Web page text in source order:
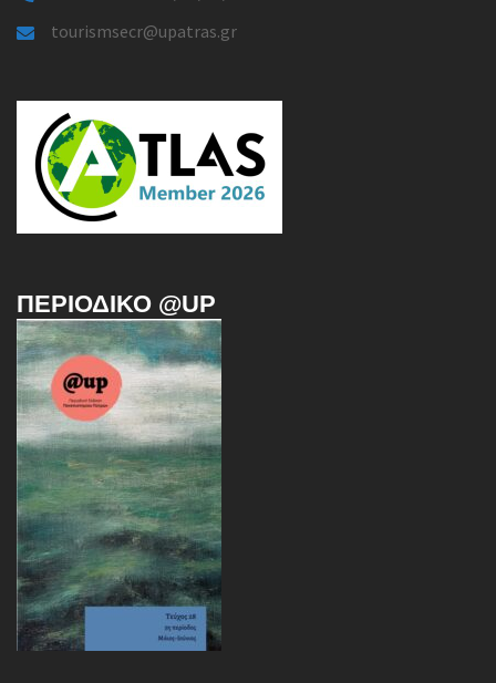
tourismsecr@upatras.gr
ΠΕΡΙΟΔΙΚΌ @UP